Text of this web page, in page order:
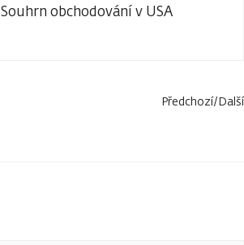
Souhrn obchodování v USA
Předchozí/Další